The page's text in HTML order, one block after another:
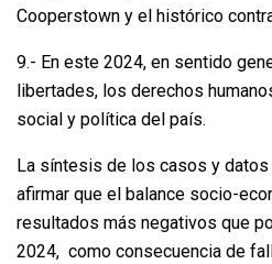
Cooperstown y el histórico
9.- En este 2024, en sentido
libertades, los derechos
social y política del país.
La síntesis de los casos y
afirmar que el balance socio-
resultados más negativos que
2024, como consecuencia de